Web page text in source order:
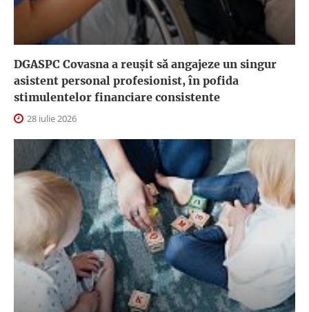
DGASPC Covasna a reuşit să angajeze un singur
asistent personal profesionist, în pofida
stimulentelor financiare consistente
28 iulie 2026